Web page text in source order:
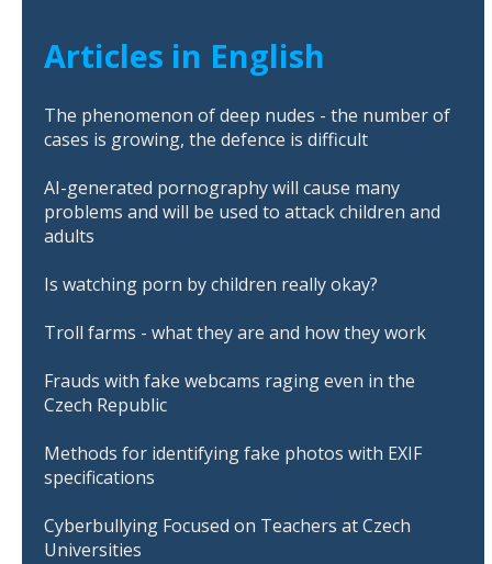
Articles in English
The phenomenon of deep nudes - the number of
cases is growing, the defence is difficult
AI-generated pornography will cause many
problems and will be used to attack children and
adults
Is watching porn by children really okay?
Troll farms - what they are and how they work
Frauds with fake webcams raging even in the
Czech Republic
Methods for identifying fake photos with EXIF
specifications
Cyberbullying Focused on Teachers at Czech
Universities